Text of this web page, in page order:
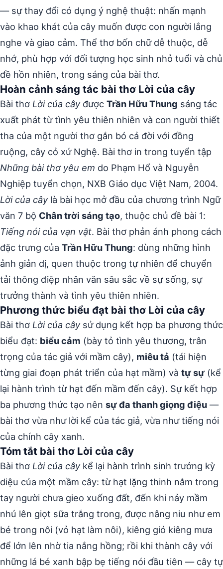
— sự thay đổi có dụng ý nghệ thuật: nhấn mạnh
vào khao khát của cây muốn được con người lắng
nghe và giao cảm. Thể thơ bốn chữ dễ thuộc, dễ
nhớ, phù hợp với đối tượng học sinh nhỏ tuổi và chủ
đề hồn nhiên, trong sáng của bài thơ.
Hoàn cảnh sáng tác bài thơ Lời của cây
Bài thơ Lời của câyđược Trần Hữu Thung sáng tác
xuất phát từ tình yêu thiên nhiên và con người thiết
tha của một người thơ gắn bó cả đời với đồng
ruộng, cây cỏ xứ Nghệ. Bài thơ in trong tuyển tập
Những bài thơ yêu em do Phạm Hổ và Nguyễn
Nghiệp tuyển chọn, NXB Giáo dục Việt Nam, 2004.
Lời của câylà bài học mở đầu của chương trình Ngữ
văn 7 bộ Chân trời sáng tạo, thuộc chủ đề bài 1:
Tiếng nói của vạn vật. Bài thơ phản ánh phong cách
đặc trưng của Trần Hữu Thung: dùng những hình
ảnh giản dị, quen thuộc trong tự nhiên để chuyển
tải thông điệp nhân văn sâu sắc về sự sống, sự
trưởng thành và tình yêu thiên nhiên.
Phương thức biểu đạt bài thơ Lời của cây
Bài thơ Lời của câysử dụng kết hợp ba phương thức
biểu đạt: biểu cảm (bày tỏ tình yêu thương, trân
trọng của tác giả với mầm cây), miêu tả (tái hiện
từng giai đoạn phát triển của hạt mầm) và tự sự (kể
lại hành trình từ hạt đến mầm đến cây). Sự kết hợp
ba phương thức tạo nên sự đa thanh giọng điệu —
bài thơ vừa như lời kể của tác giả, vừa như tiếng nói
của chính cây xanh.
Tóm tắt bài thơ Lời của cây
Bài thơ Lời của câykể lại hành trình sinh trưởng kỳ
diệu của một mầm cây: từ hạt lặng thinh nằm trong
tay người chưa gieo xuống đất, đến khi nảy mầm
nhú lên giọt sữa trắng trong, được nâng niu như em
bé trong nôi (vỏ hạt làm nôi), kiêng gió kiêng mưa
để lớn lên nhờ tia nắng hồng; rồi khi thành cây với
những lá bé xanh bập bẹ tiếng nói đầu tiên — cây tự